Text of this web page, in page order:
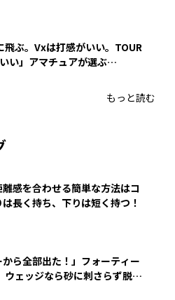
飛ぶ。Vxは打感がいい。TOUR
い」アマチュアが選ぶ
もっと読む
感を合わせる簡単な方法はコ
長く持ち、下りは短く持つ！
から全部出た！」フォーティー
ウェッジなら砂に刺さらず脱出